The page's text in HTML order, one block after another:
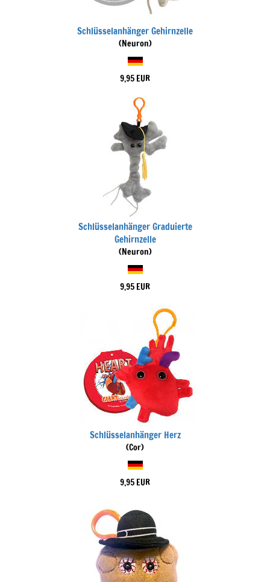
Schlüsselanhänger Gehirnzelle
(Neuron)
9,95 EUR
Schlüsselanhänger Graduierte
Gehirnzelle
(Neuron)
9,95 EUR
Schlüsselanhänger Herz
(Cor)
9,95 EUR